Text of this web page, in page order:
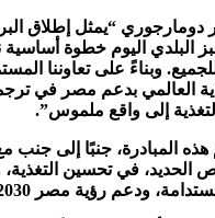
دومارجوري “يمثل إطلاق
البلدي اليوم خطوة أساسية
العالمي بدعم مصر في
إلى واقع ملموس”.
المبادرة، جنبًا إلى جنب
الحديد، في تحسين
ودعم رؤية مصر 2030.”.